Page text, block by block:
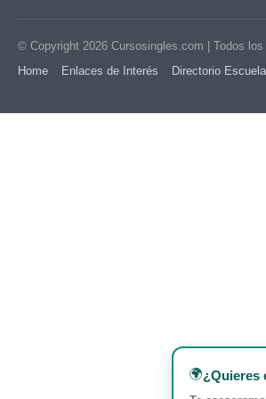
© Copyright 2026 Cursosingles.com | Todos
Home
Enlaces de Interés Directorio
🌍¿Quieres